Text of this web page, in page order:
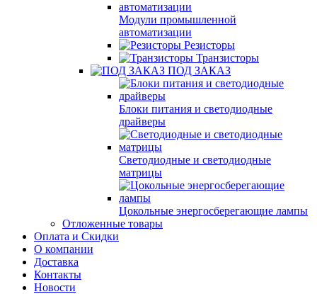
Модули промышленной
автоматизации
Резисторы
Транзисторы
ПОД ЗАКАЗ
Блоки питания и светодиодные
драйверы
Светодиодные и светодиодные
матрицы
Цокольные энергосберегающие лампы
Отложенные товары
Оплата и Скидки
О компании
Доставка
Контакты
Новости